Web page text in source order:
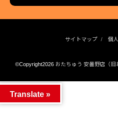
サイトマップ 個
©Copyright2026 おたちゅう 安曇野店（旧
Translate »